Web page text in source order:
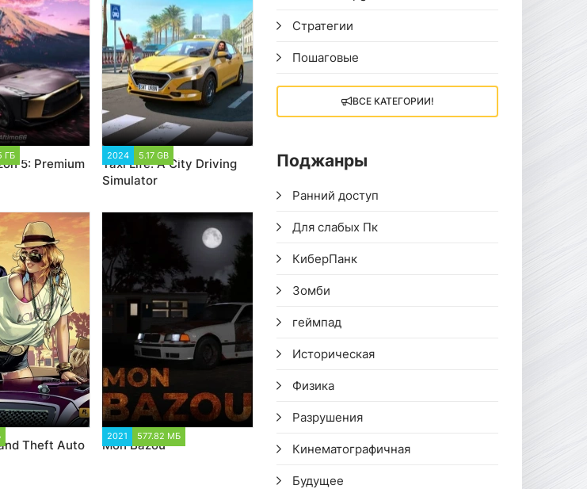
ГБ
5: Premium
2024 5.17 GB
Taxi Life: A City Driving
Simulator
Theft Auto
2021 577.82 МБ
Mon Bazou
Стратегии
Пошаговые
ВСЕ КАТЕГОРИИ!
Поджанры
Ранний доступ
Для слабых Пк
КиберПанк
Зомби
геймпад
Историческая
Физика
Разрушения
Кинематографичная
Будущее